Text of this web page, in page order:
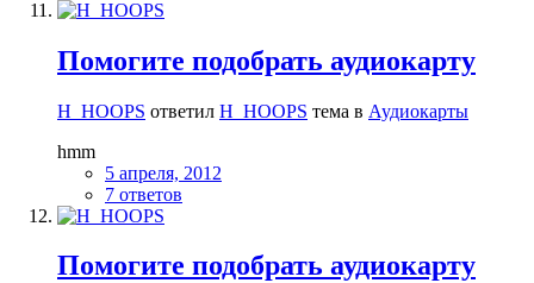
Помогите подобрать аудиокарту
H_HOOPS ответил H_HOOPS тема в Аудиокарты
hmm
5 апреля, 2012
7 ответов
Помогите подобрать аудиокарту